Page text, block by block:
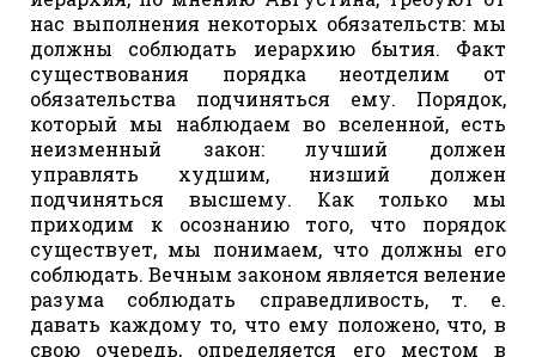
нас выполнения некоторых обязательств: мы
должны соблюдать иерархию бытия. Факт
существования порядка неотделим от
обязательства подчиняться ему. Порядок,
который мы наблюдаем во вселенной, есть
неизменный закон: лучший должен
управлять худшим, низший должен
подчиняться высшему. Как только мы
приходим к осознанию того, что порядок
существует, мы понимаем, что должны его
соблюдать. Вечным законом является веление
разума соблюдать справедливость, т. е.
давать каждому то, что ему положено, что, в
свою очередь, определяется его местом в